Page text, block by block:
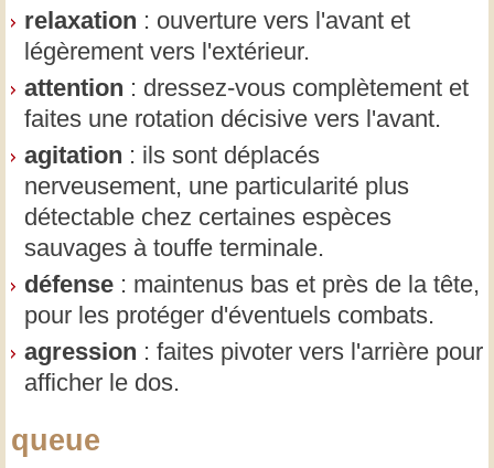
relaxation : ouverture vers l'avant et
légèrement vers l'extérieur.
attention : dressez-vous complètement et
faites une rotation décisive vers l'avant.
agitation : ils sont déplacés
nerveusement, une particularité plus
détectable chez certaines espèces
sauvages à touffe terminale.
défense : maintenus bas et près de la tête,
pour les protéger d'éventuels combats.
agression : faites pivoter vers l'arrière pour
afficher le dos.
queue